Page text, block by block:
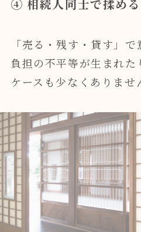
④ 相続人同士で揉める
「売る・残す・貸す」
負担の不平等が生まれた
ケースも少なくありませ